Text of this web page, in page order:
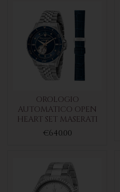
OROLOGIO
AUTOMATICO OPEN
HEART SET MASERATI
€640.00